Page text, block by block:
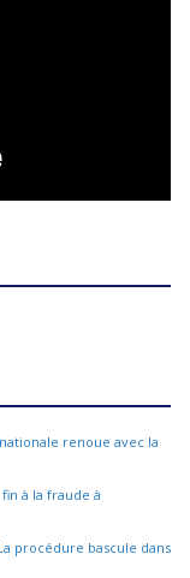
renoue avec la
à la fraude à
procédure bascule dans